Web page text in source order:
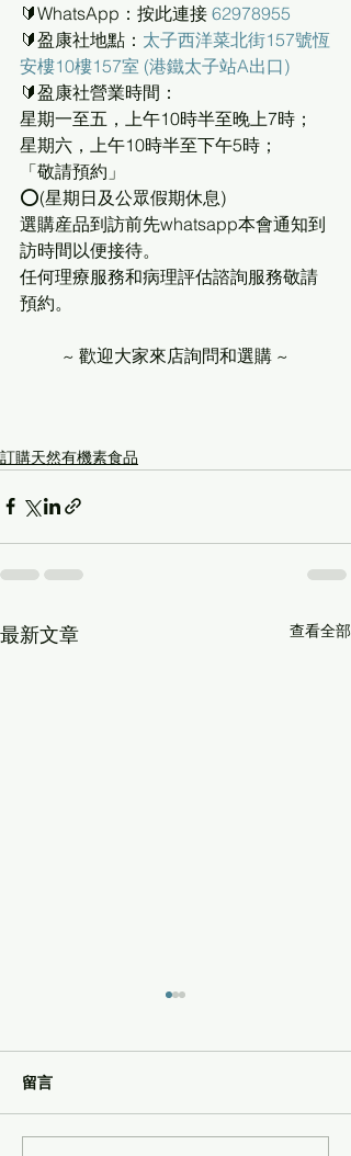
🔰WhatsApp：按此連接 62978955
🔰盈康社地點： 太子西洋菜北街157號恆
安樓10樓157室 (港鐵太子站A出口)
🔰盈康社營業時間：
星期一至五，上午10時半至晚上7時；
星期六，上午10時半至下午5時；
「敬請預約」
⭕(星期日及公眾假期休息)
選購産品到訪前先whatsapp本會通知到
訪時間以便接待。
任何理療服務和病理評估諮詢服務敬請
預約。
~ 歡迎大家來店詢問和選購 ~
訂購天然有機素食品
最新文章 查看全部
留言